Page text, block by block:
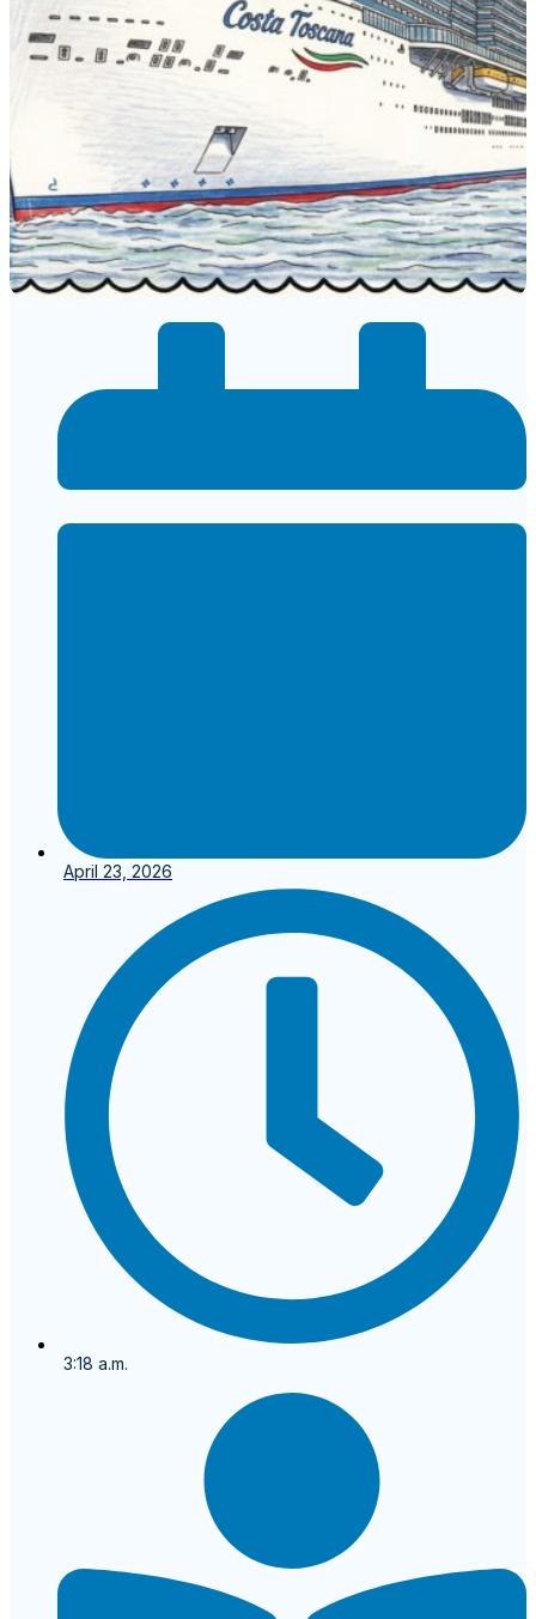
April 23, 2026
3:18 a.m.